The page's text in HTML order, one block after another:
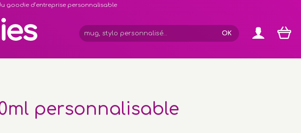
goodie d’entreprise personnalisable
personnalisable